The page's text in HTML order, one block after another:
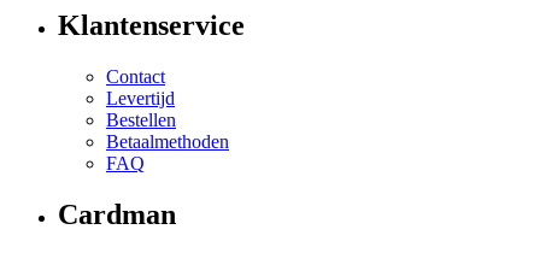
Klantenservice
Contact
Levertijd
Bestellen
Betaalmethoden
FAQ
Cardman